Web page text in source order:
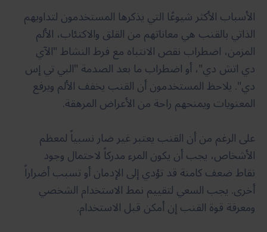
الأسباب الأكثر شيوعًا التي يذكرها المستخدمون لتداويهم
الذاتي بالقنب هي معاناتهم من القلق والاكتئاب، الألم
المزمن، اضطراب نقص الانتباه مع فرط النشاط "الآي
دي اتش دي"، أو اضطراب ما بعد الصدمة "البي تي إس
دي". يلاحظ المستخدمون أن القنب يخفف الألم ويرفع
المعنويات ويمنحهم راحة من الأعراض المرهقة.
على الرغم من أن القنب يعتبر غير ضار نسبياً لمعظم
الأشخاص، يجب أن يكون المرء مدركاً لاحتمال وجود
نقاط ضعف كامنة قد تؤدي إلى الإدمان أو تسبب أضراراً
أخرى. يجب السعي لتقييم نمط الاستخدام الشخصي
ومعرفة قوة القنب إن أمكن قبل الاستخدام.